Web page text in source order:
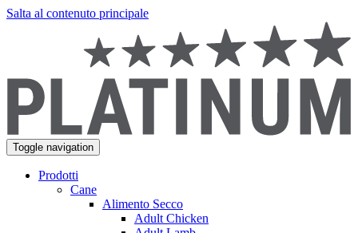
Salta al contenuto principale
Toggle navigation
Prodotti
Cane
Alimento Secco
Adult Chicken